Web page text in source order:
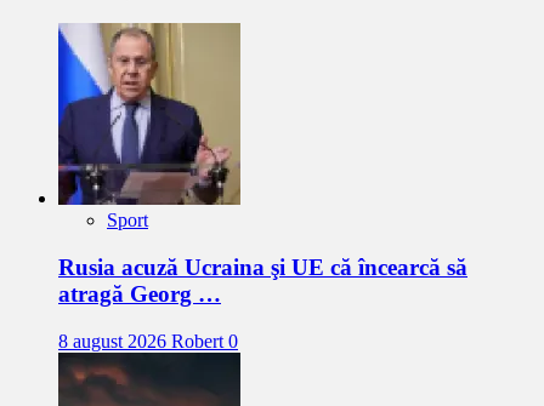
Sport
Rusia acuză Ucraina şi UE că încearcă să
atragă Georg …
8 august 2026 Robert 0